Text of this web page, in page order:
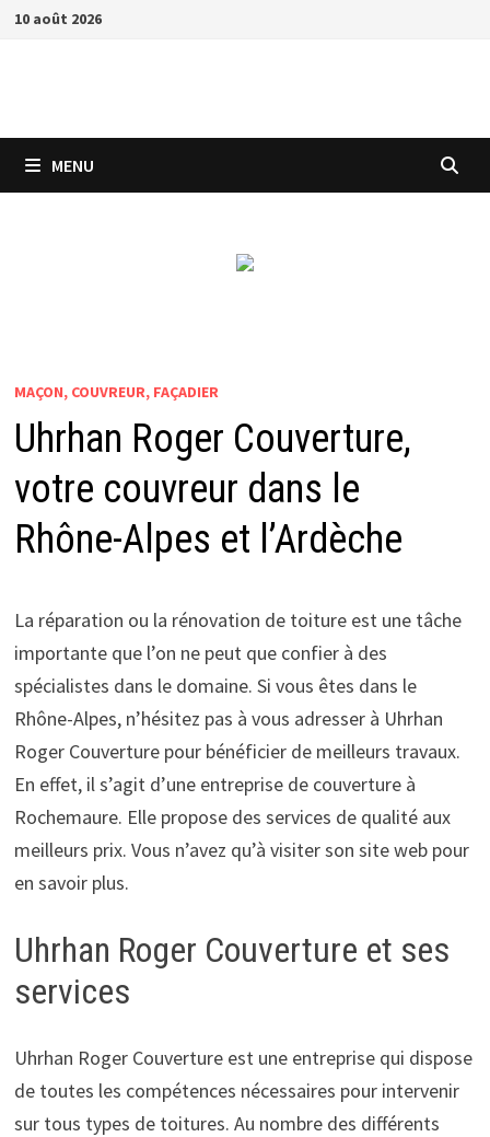
Passer
10 août 2026
MENU
MAÇON, COUVREUR, FAÇADIER
Uhrhan Roger Couverture,
votre couvreur dans le
Rhône-Alpes et l’Ardèche
La réparation ou la rénovation de toiture est une tâche
importante que l’on ne peut que confier à des
spécialistes dans le domaine. Si vous êtes dans le
Rhône-Alpes, n’hésitez pas à vous adresser à Uhrhan
Roger Couverture pour bénéficier de meilleurs travaux.
En effet, il s’agit d’une entreprise de couverture à
Rochemaure. Elle propose des services de qualité aux
meilleurs prix. Vous n’avez qu’à visiter son site web pour
en savoir plus.
Uhrhan Roger Couverture et ses
services
Uhrhan Roger Couverture est une entreprise qui dispose
de toutes les compétences nécessaires pour intervenir
sur tous types de toitures. Au nombre des différents